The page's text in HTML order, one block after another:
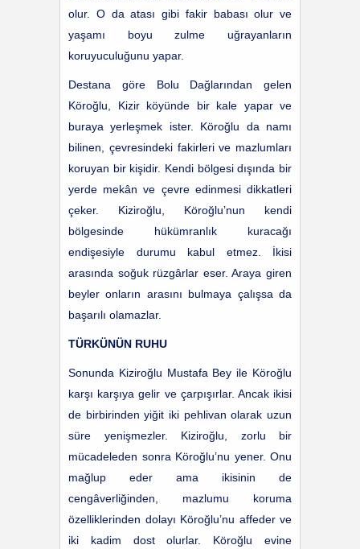
olur. O da atası gibi fakir babası olur ve
yaşamı boyu zulme uğrayanların
koruyuculuğunu yapar.
Destana göre Bolu Dağlarından gelen
Köroğlu, Kizir köyünde bir kale yapar ve
buraya yerleşmek ister. Köroğlu da namı
bilinen, çevresindeki fakirleri ve mazlumları
koruyan bir kişidir. Kendi bölgesi dışında bir
yerde mekân ve çevre edinmesi dikkatleri
çeker. Kiziroğlu, Köroğlu’nun kendi
bölgesinde hükümranlık kuracağı
endişesiyle durumu kabul etmez. İkisi
arasında soğuk rüzgârlar eser. Araya giren
beyler onların arasını bulmaya çalışsa da
başarılı olamazlar.
TÜRKÜNÜN RUHU
Sonunda Kiziroğlu Mustafa Bey ile Köroğlu
karşı karşıya gelir ve çarpışırlar. Ancak ikisi
de birbirinden yiğit iki pehlivan olarak uzun
süre yenişmezler. Kiziroğlu, zorlu bir
mücadeleden sonra Köroğlu’nu yener. Onu
mağlup eder ama ikisinin de
cengâverliğinden, mazlumu koruma
özelliklerinden dolayı Köroğlu’nu affeder ve
iki kadim dost olurlar. Köroğlu evine